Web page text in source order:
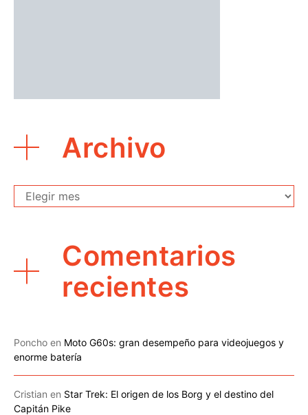
Archivo
Archivo
Comentarios
recientes
Poncho en Moto G60s: gran desempeño para videojuegos y
enorme batería
Cristian en Star Trek: El origen de los Borg y el destino del
Capitán Pike